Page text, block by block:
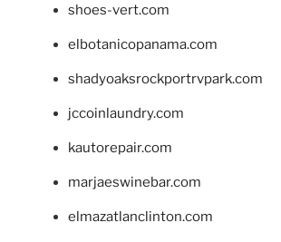
shoes-vert.com
elbotanicopanama.com
shadyoaksrockportrvpark.com
jccoinlaundry.com
kautorepair.com
marjaeswinebar.com
elmazatlanclinton.com